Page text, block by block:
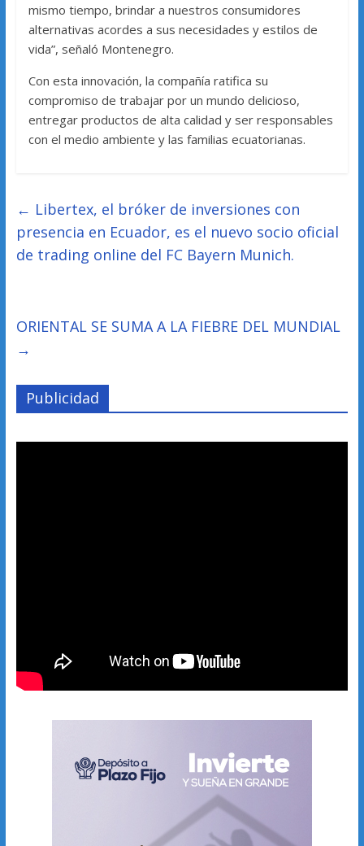
mismo tiempo, brindar a nuestros consumidores
alternativas acordes a sus necesidades y estilos de
vida”, señaló Montenegro.
Con esta innovación, la compañía ratifica su
compromiso de trabajar por un mundo delicioso,
entregar productos de alta calidad y ser responsables
con el medio ambiente y las familias ecuatorianas.
← Libertex, el bróker de inversiones con
presencia en Ecuador, es el nuevo socio oficial
de trading online del FC Bayern Munich.
ORIENTAL SE SUMA A LA FIEBRE DEL MUNDIAL
→
Publicidad